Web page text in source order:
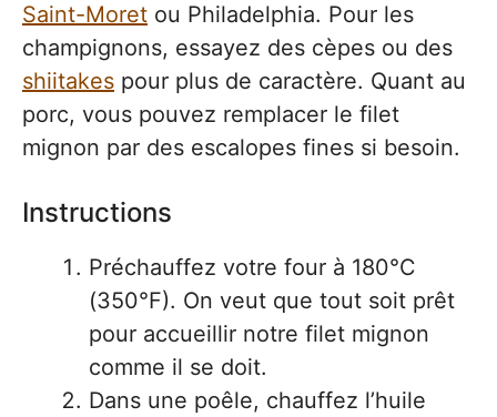
Saint-Moret ou Philadelphia. Pour les
champignons, essayez des cèpes ou des
shiitakes pour plus de caractère. Quant au
porc, vous pouvez remplacer le filet
mignon par des escalopes fines si besoin.
Instructions
Préchauffez votre four à 180°C
(350°F). On veut que tout soit prêt
pour accueillir notre filet mignon
comme il se doit.
Dans une poêle, chauffez l’huile